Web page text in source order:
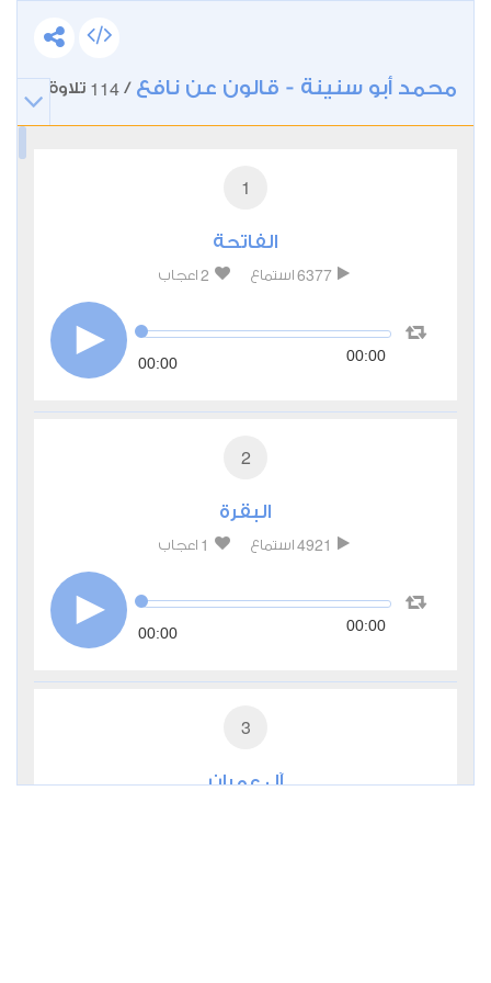
محمد أبو سنينة - قالون عن نافع /
114 تلاوة
1
الفاتحة
6377 استماع 2 اعجاب
00:00 00:00
2
البقرة
4921 استماع 1 اعجاب
00:00 00:00
3
آل عمران